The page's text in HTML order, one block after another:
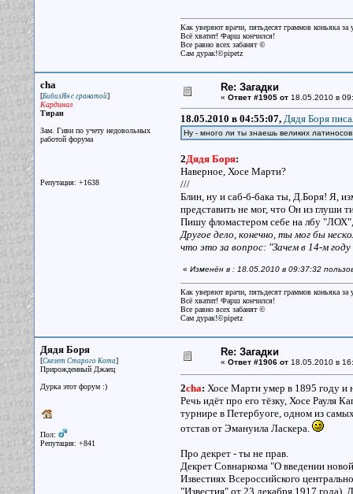
Как уверяют врачи, пятьдесят граммов коньяка
Всё хватит! Фарш кончился!
Все равно всех забанят ©
Сам дурак!©pipetz
cha
[БибизЯн с гранатой]
Кардинал
Тиран
Зам. Гиви по учету недовольных
работой форума
Репутация: +1638
Re: Загадки
« Ответ #1905 от18.05.2010 в
18.05.2010 в 04:55:07, Дядя Боря
Ну - много ли ты знаешь великих
2Дядя Боря:
Наверное, Хосе Марти?
///
Блин, ну и саб-б-бака ты, Д.Боря! Я,
представить не мог, что Он из глуши
Пишу фломастером себе на лбу "ЛОХ",
Другое дело, конечно, ты мог бы
что это за вопрос: "Зачем в 14-м
« Изменён в : 18.05.2010 в 09:37:32
Как уверяют врачи, пятьдесят граммов коньяка
Всё хватит! Фарш кончился!
Все равно всех забанят ©
Сам дурак!©pipetz
Дядя Боря
[Скелет Старого Кота]
Прирожденный Джаец
Дурка этот форум :)
Пол:
Репутация: +841
Re: Загадки
« Ответ #1906 от18.05.2010 в
2cha: Хосе Марти умер в 1895 году и
Речь идёт про его тёзку, Хосе Рауля
турнире в Петербуоге, одном из
отстав от Эмануила Ласкера.
Про декрет - ты не прав.
Декрет Совнаркома "О введении
Известиях Всероссийского
"Известия" от 23 декабря 1917 года).